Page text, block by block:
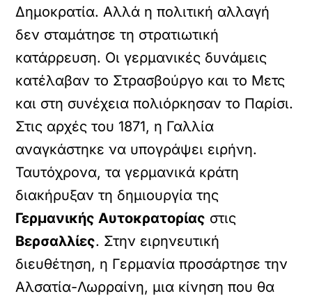
Δημοκρατία. Αλλά η πολιτική αλλαγή
δεν σταμάτησε τη στρατιωτική
κατάρρευση. Οι γερμανικές δυνάμεις
κατέλαβαν το Στρασβούργο και το Μετς
και στη συνέχεια πολιόρκησαν το Παρίσι.
Στις αρχές του 1871, η Γαλλία
αναγκάστηκε να υπογράψει ειρήνη.
Ταυτόχρονα, τα γερμανικά κράτη
διακήρυξαν τη δημιουργία της
Γερμανικής Αυτοκρατορίας στις
Βερσαλλίες. Στην ειρηνευτική
διευθέτηση, η Γερμανία προσάρτησε την
Αλσατία-Λωρραίνη, μια κίνηση που θα